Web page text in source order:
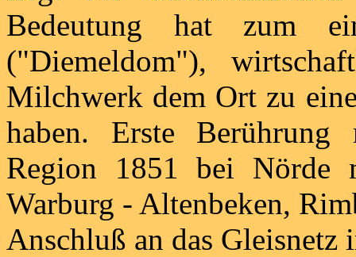
Bedeutung hat zum
("Diemeldom"),
Milchwerk dem Ort zu
haben. Erste
Region 1851 bei Nörde
Warburg - Altenbeken,
Anschluß an das Gleisnetz